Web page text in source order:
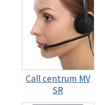
Call centrum MV
SR